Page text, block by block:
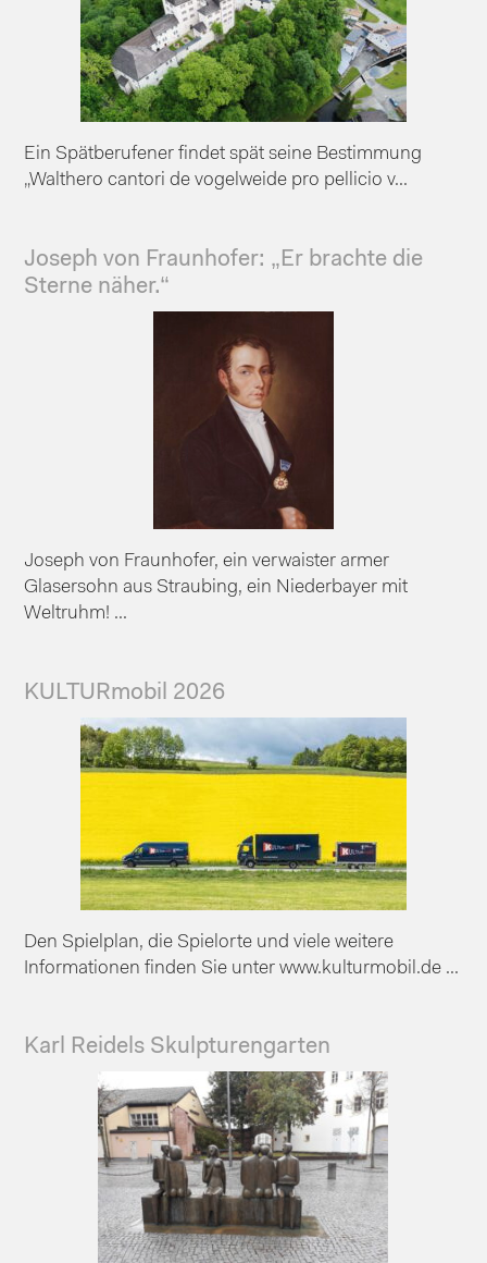
Ein Spätberufener findet spät seine Bestimmung
„Walthero cantori de vogelweide pro pellicio v...
Joseph von Fraunhofer: „Er brachte die
Sterne näher.“
Joseph von Fraunhofer, ein verwaister armer
Glasersohn aus Straubing, ein Niederbayer mit
Weltruhm! ...
KULTURmobil 2026
Den Spielplan, die Spielorte und viele weitere
Informationen finden Sie unter www.kulturmobil.de ...
Karl Reidels Skulpturengarten